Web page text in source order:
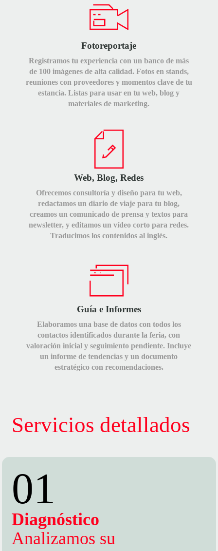
Fotoreportaje
Registramos tu experiencia con un banco de más
de 100 imágenes de alta calidad. Fotos en stands,
reuniones con proveedores y momentos clave de tu
estancia. Listas para usar en tu web, blog y
materiales de marketing.
Web, Blog, Redes
Ofrecemos consultoría y diseño para tu web,
redactamos un diario de viaje para tu blog,
creamos un comunicado de prensa y textos para
newsletter, y editamos un vídeo corto para redes.
Traducimos los contenidos al inglés.
Guía e Informes
Elaboramos una base de datos con todos los
contactos identificados durante la feria, con
valoración inicial y seguimiento pendiente. Incluye
un informe de tendencias y un documento
estratégico con recomendaciones.
Servicios detallados
01
Diagnóstico
Analizamos su